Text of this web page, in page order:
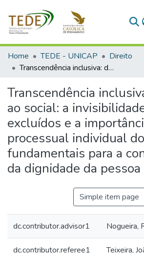
Communities & Collections
All of DSpace
Home TEDE - UNICAP
Direito
Transcendência inclusiva: do legal ao social: a invisibilidade dos excluídos e a importância da tutela processual individual dos direitos fundamentais para a consagração da dignidade da pessoa humana.
Transcendência
ao social: a
excluídos e a
processual individual
fundamentais para a
da dignidade da
Simple item page
dc.contributor.advisor1 Nogueira,
dc.contributor.referee1 Teixeira,